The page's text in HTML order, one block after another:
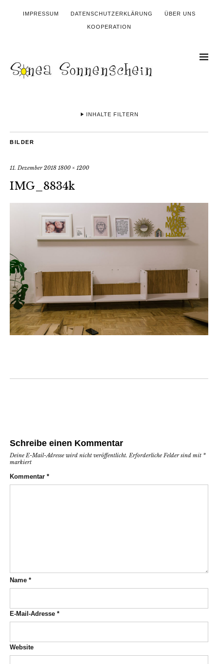
IMPRESSUM DATENSCHUTZERKLÄRUNG ÜBER UNS
KOOPERATION
INHALTE FILTERN
BILDER
11. Dezember 2018 1800 × 1200
IMG_8834k
Schreibe einen Kommentar
Deine E-Mail-Adresse wird nicht veröffentlicht. Erforderliche Felder sind mit *
markiert
Kommentar *
Name *
E-Mail-Adresse *
Website